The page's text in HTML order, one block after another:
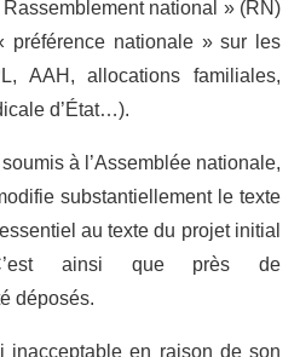
national » (RN)
préférence nationale » sur les
AAH, allocations familiales,
d’État…).
à l’Assemblée nationale,
substantiellement le texte
au texte du projet initial
ainsi que près de
déposés.
inacceptable en raison de son